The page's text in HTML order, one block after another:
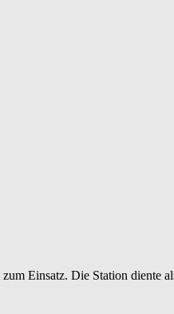
Einsatz. Die Station diente